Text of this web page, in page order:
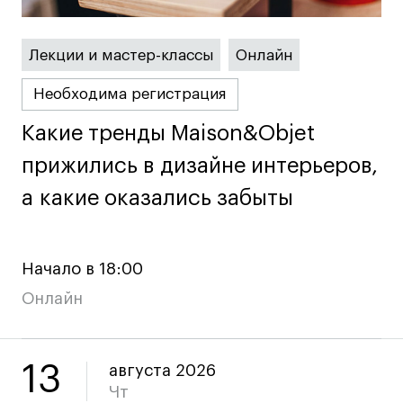
Карьера
Ассоциация выпускников
Живые проекты
Конкурсы
Участие в выставках
Участие в выставках
Лекции и мастер-классы Онлайн
Необходима регистрация
Какие тренды Maison&Objet
прижились в дизайне интерьеров,
а какие оказались забыты
Какие тренды Maison&Objet
прижились в дизайне интерьеров,
а какие оказались забыты
Начало в 18:00
Онлайн
13
августа 2026
Чт